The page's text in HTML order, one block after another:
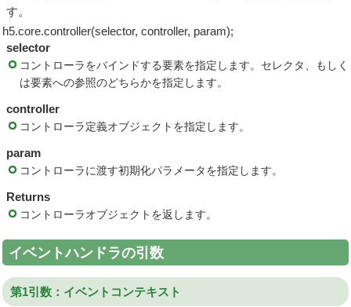
す。
h5.core.controller(selector, controller, param);
selector
コントローラをバインドする要素を指定します。セレクタ、もしく
は要素への参照のどちらかを指定します。
controller
コントローラ定義オブジェクトを指定します。
param
コントローラに渡す初期化パラメータを指定します。
Returns
コントローラオブジェクトを返します。
イベントハンドラの引数
第1引数：イベントコンテキスト